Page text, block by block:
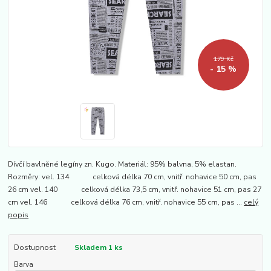
179 Kč
- 15 %
Dívčí bavlněné legíny zn. Kugo. Materiál: 95% balvna, 5% elastan.
Rozměry: vel. 134 celková délka 70 cm, vnitř. nohavice 50 cm, pas
26 cm vel. 140 celková délka 73,5 cm, vnitř. nohavice 51 cm, pas 27
cm vel. 146 celková délka 76 cm, vnitř. nohavice 55 cm, pas ... celý
popis
Dostupnost
Skladem 1 ks
Barva